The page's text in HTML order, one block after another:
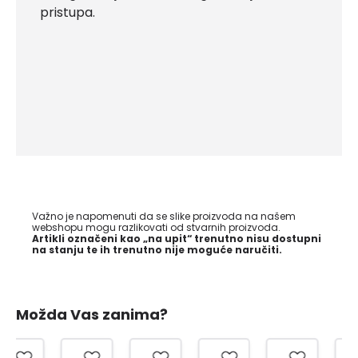
pristupa.
Važno je napomenuti da se slike proizvoda na našem
webshopu mogu razlikovati od stvarnih proizvoda.
Artikli označeni kao „na upit“ trenutno nisu dostupni
na stanju te ih trenutno nije moguće naručiti.
Možda Vas zanima?